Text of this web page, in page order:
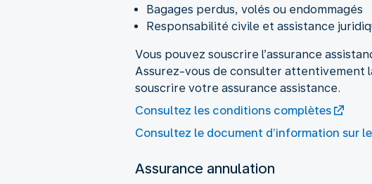
Bagages perdus, volés ou endommagés
Responsabilité civile et assistance
Vous pouvez souscrire l’assurance
Assurez-vous de consulter attentivement
souscrire votre assurance assistance.
Consultez les conditions complètes
Consultez le document d’information sur
Assurance annulation